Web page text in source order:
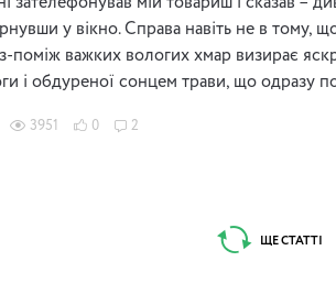
у вікно. Справа навіть не в тому,
з-поміж важких вологих хмар визирає
і обдуреної сонцем трави, що одразу
3951 0 2
ЩЕ СТАТТІ